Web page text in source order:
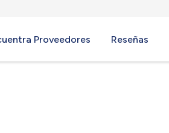
Proveedores Reseñas